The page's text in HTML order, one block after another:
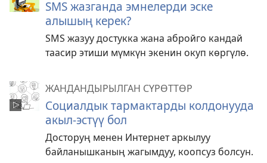
SMS жазганда эмнелерди эске
алышың керек?
SMS жазуу достукка жана абройго кандай
таасир этиши мүмкүн экенин окуп көргүлө.
ЖАНДАНДЫРЫЛГАН СҮРӨТТӨР
Социалдык тармактарды колдонууда
акыл-эстүү бол
Досторуң менен Интернет аркылуу
байланышканың жагымдуу, коопсуз болсун.